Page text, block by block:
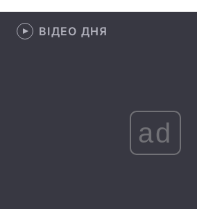
Інтерв'ю
ВІДЕО ДНЯ
ad